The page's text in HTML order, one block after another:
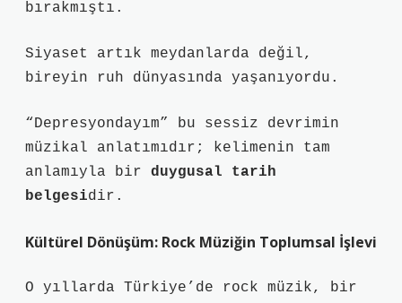
bırakmıştı.
Siyaset artık meydanlarda değil,
bireyin ruh dünyasında yaşanıyordu.
“Depresyondayım” bu sessiz devrimin
müzikal anlatımıdır; kelimenin tam
anlamıyla bir duygusal tarih
belgesidir.
Kültürel Dönüşüm: Rock Müziğin Toplumsal İşlevi
O yıllarda Türkiye’de rock müzik, bir